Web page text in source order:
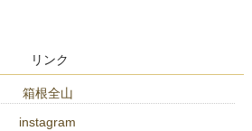
リンク
箱根全山
instagram